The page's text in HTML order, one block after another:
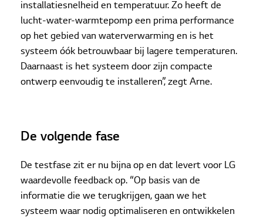
installatiesnelheid en temperatuur. Zo heeft de
lucht-water-warmtepomp een prima performance
op het gebied van waterverwarming en is het
systeem óók betrouwbaar bij lagere temperaturen.
Daarnaast is het systeem door zijn compacte
ontwerp eenvoudig te installeren”, zegt Arne.
De volgende fase
De testfase zit er nu bijna op en dat levert voor LG
waardevolle feedback op. “Op basis van de
informatie die we terugkrijgen, gaan we het
systeem waar nodig optimaliseren en ontwikkelen